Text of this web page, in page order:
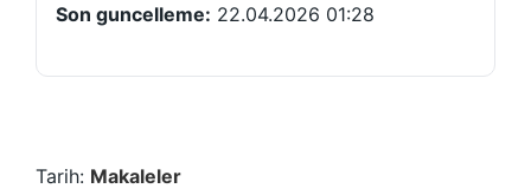
Son guncelleme: 22.04.2026 01:28
Tarih: Makaleler